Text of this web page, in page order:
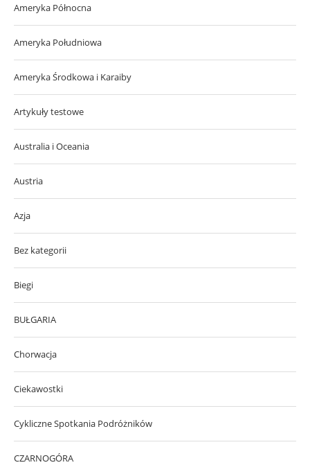
Ameryka Północna
Ameryka Południowa
Ameryka Środkowa i Karaiby
Artykuły testowe
Australia i Oceania
Austria
Azja
Bez kategorii
Biegi
BUŁGARIA
Chorwacja
Ciekawostki
Cykliczne Spotkania Podróżników
CZARNOGÓRA